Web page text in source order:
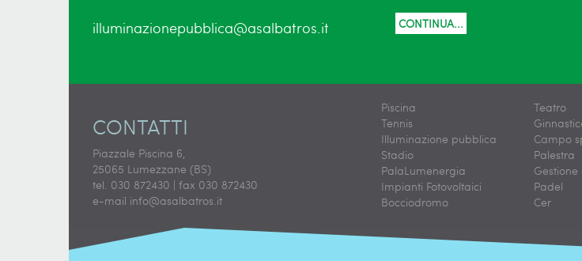
illuminazionepubblica@asalbatros.it CONTINUA...
CONTATTI
Piazzale Piscina 6,
25065 Lumezzane (BS)
tel. 030 872430 | fax 030 872430
e-mail info@asalbatros.it
Piscina
Tennis
Illuminazione pubblica
Stadio
PalaLumenergia
Impianti Fotovoltaici
Bocciodromo
Teatro
Campo
Palestra
Gestione
Padel
Cer